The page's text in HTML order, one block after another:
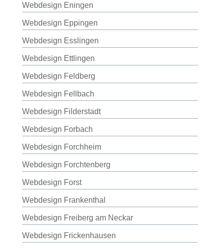
Webdesign Eningen
Webdesign Eppingen
Webdesign Esslingen
Webdesign Ettlingen
Webdesign Feldberg
Webdesign Fellbach
Webdesign Filderstadt
Webdesign Forbach
Webdesign Forchheim
Webdesign Forchtenberg
Webdesign Forst
Webdesign Frankenthal
Webdesign Freiberg am Neckar
Webdesign Frickenhausen